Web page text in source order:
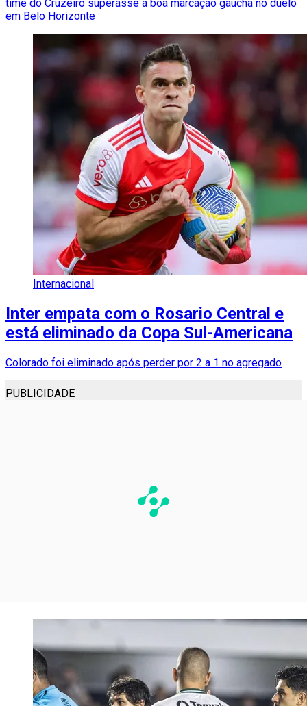
time do Cruzeiro superasse a boa marcação gaúcha no duelo
em Belo Horizonte
Internacional
Inter empata com o Rosario Central e
está eliminado da Copa Sul-Americana
Colorado foi eliminado após perder por 2 a 1 no agregado
PUBLICIDADE